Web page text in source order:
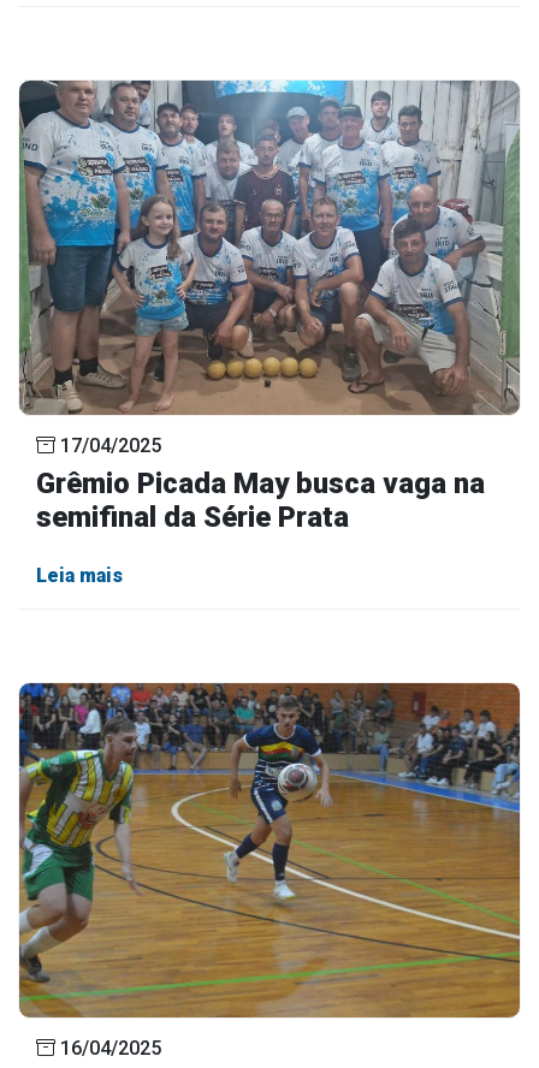
17/04/2025
Grêmio Picada May busca vaga na
semifinal da Série Prata
Leia mais
16/04/2025